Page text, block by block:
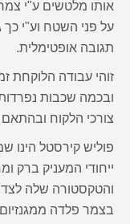
אותו מלטשים ע"י
על פני השטח וע"י
תגובה אופטימלית.
זוהי עבודה הלוקחת
ובכמה שכבות
צורכי הלקוח
פוליש קירסטל הינו
ייחודי המעניק ברק
והטקסטורה שלה
בצמר פלדה